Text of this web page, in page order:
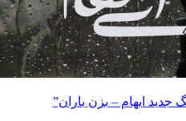
– بزن باران”